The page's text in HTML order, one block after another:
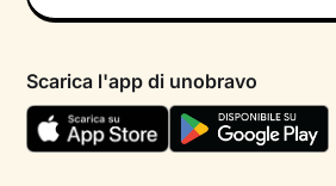
Psicologo in chat
Aiuto urgente
FAQ
Termini e condizioni
Informativa Privacy
Scarica l'app di unobravo